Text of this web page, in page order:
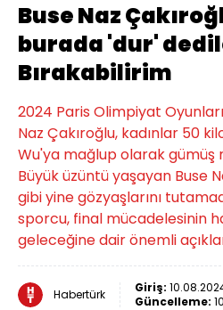
Buse Naz
burada 'dur'
Bırakabilirim
2024 Paris Olimpiyat
Naz Çakıroğlu, kadınlar 50
Wu'ya mağlup olarak gümüş
Büyük üzüntü yaşayan Buse
gibi yine gözyaşlarını
sporcu, final mücadelesinin
geleceğine dair önemli
Habertürk Giriş:
Güncelleme: